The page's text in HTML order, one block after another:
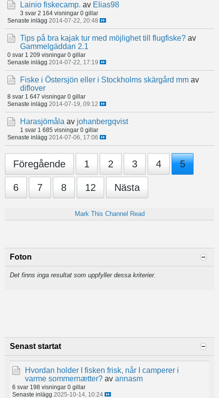
Lainio fiskecamp. av Elias98
3 svar 2 164 visningar 0 gillar
Senaste inlägg 2014-07-22, 20:48
Tips på bra kajak tur med möjlighet till flugfiske? av
Gammelgäddan 2.1
0 svar 1 209 visningar 0 gillar
Senaste inlägg 2014-07-22, 17:19
Fiske i Östersjön eller i Stockholms skärgård mm av
diflover
8 svar 1 647 visningar 0 gillar
Senaste inlägg 2014-07-19, 09:12
Harasjömåla av johanbergqvist
1 svar 1 685 visningar 0 gillar
Senaste inlägg 2014-07-06, 17:06
Föregående 1 2 3 4 5
6 7 8 12 Nästa
Mark This Channel Read
Foton
Det finns inga resultat som uppfyller dessa kriterier.
Senast startat
Hvordan holder I fisken frisk, når I camperer i
varme sommernætter? av annasm
6 svar 198 visningar 0 gillar
Senaste inlägg 2025-10-14, 10:24